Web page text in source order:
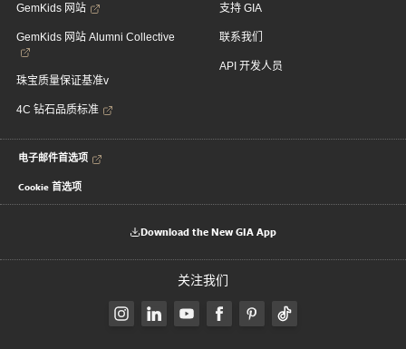
GemKids 网站
GemKids 网站 Alumni Collective
珠宝质量保证基准v
4C 钻石品质标准
支持 GIA
联系我们
API 开发人员
电子邮件首选项
Cookie 首选项
Download the New GIA App
关注我们